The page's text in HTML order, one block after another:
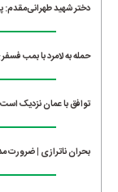
دختر شهید طهرانی‌مقدم: پدرم می‌گفت 15 سال
حمله به لامرد با بمب
توافق با عمان نزدیک است
بحران ناترازی | ضرورت